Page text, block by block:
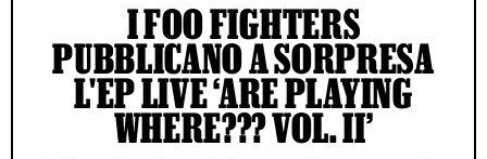
I FOO FIGHTERS
PUBBLICANO A SORPRESA
L'EP LIVE ‘ARE PLAYING
WHERE??? VOL. II’